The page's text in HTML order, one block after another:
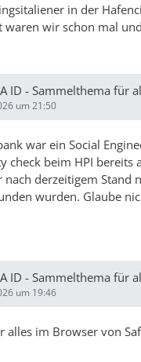
in der
wir schon mal
ID - Sammelthema für
um 21:50
war ein Social
check beim HPI bereits
derzeitigem
wurden. Glaube
ID - Sammelthema für
um 19:46
alles im Browser von